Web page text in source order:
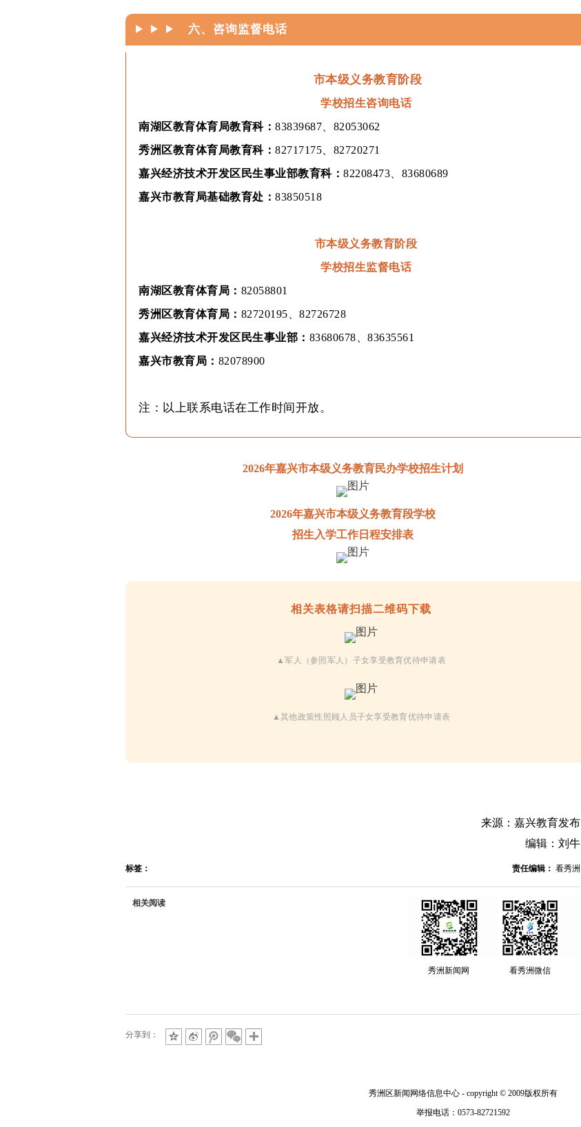
六、 咨询监督电话
市本级义务教育阶段
学校招生咨询电话
南湖区教育体育局教育科： 83839687、82053062
秀洲区教育体育局教育科： 82717175、82720271
嘉兴经济技术开发区民生事业部教育科： 82208473、83680689
嘉兴市教育局基础教育处： 83850518
市本级义务教育阶段
学校招生监督电话
南湖区教育体育局： 82058801
秀洲区教育体育局： 82720195、82726728
嘉兴经济技术开发区民生事业部： 83680678、83635561
嘉兴市教育局： 82078900
注：以上联系电话在工作时间开放。
2026年嘉兴市本级义务教育民办学校招生计划
2026年嘉兴市本级义务教育段学校
招生入学工作日程安排表
相关表格请扫描二维码下载
▲军人（参照军人）子女享受教育优待申请表
▲其他政策性照顾人员子女享受教育优待申请表
来源：嘉兴教育发布
编辑：刘牛
标签： 责任编辑： 看秀洲
秀洲新闻网 看秀洲微信
相关阅读
分享到：
秀洲区新闻网络信息中心 - copyright © 2009版权所有
举报电话：0573-82721592